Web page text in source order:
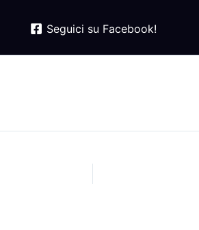
Seguici su Facebook!